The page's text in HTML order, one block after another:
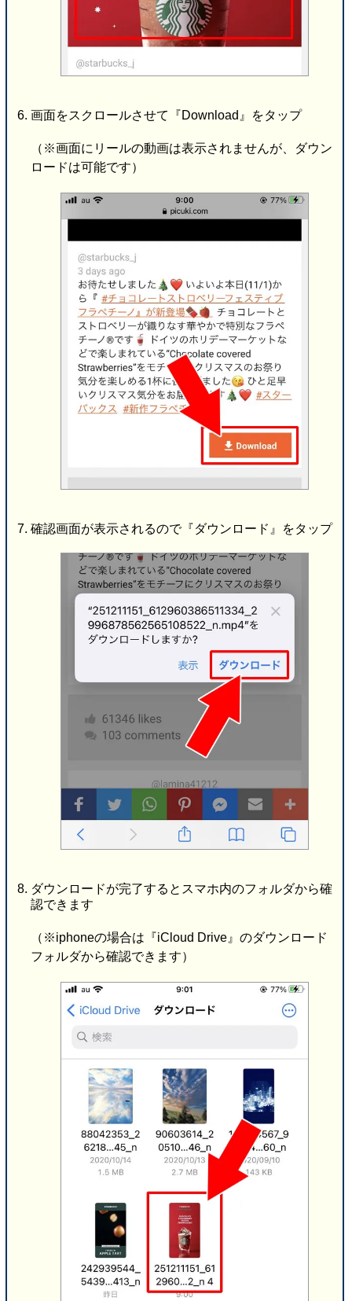
画面をスクロールさせて『Download』をタップ
（※画面にリールの動画は表示されませんが、ダウン
ロードは可能です）
確認画面が表示されるので『ダウンロード』をタップ
ダウンロードが完了するとスマホ内のフォルダから確
認できます
（※iphoneの場合は『iCloud Drive』のダウンロード
フォルダから確認できます）